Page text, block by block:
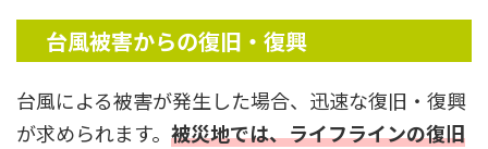
台風被害からの復旧・復興
台風による被害が発生した場合、迅速な復旧・復興
が求められます。 被災地では、ライフラインの復旧